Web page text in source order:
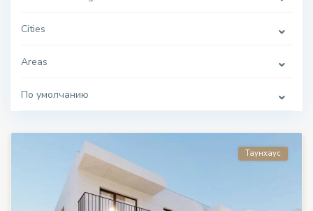
Cities
Areas
По умолчанию
Таунхаус